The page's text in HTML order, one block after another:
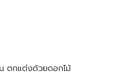
ตกแต่งด้วยดอกไม้